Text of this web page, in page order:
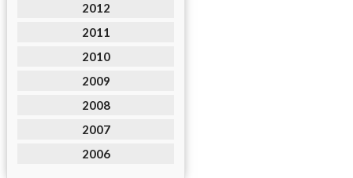
2012
2011
2010
2009
2008
2007
2006